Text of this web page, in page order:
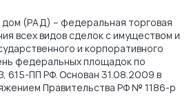
дом (РАД) – федеральная торговая
всех видов сделок с имуществом и
и корпоративного
федеральных площадок по
615-ПП РФ. Основан 31.08.2009 в
Правительства РФ № 1186-р